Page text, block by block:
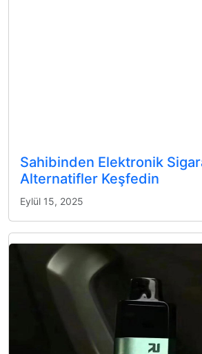
Sahibinden Elektronik
Alternatifler Keşfedin
Eylül 15, 2025